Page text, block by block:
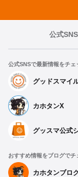
公式SNS
公式SNSで最新情報をチェ
グッドスマイ
カホタンX
グッスマ公式
おすすめ情報をブログでチ
カホタンブロ